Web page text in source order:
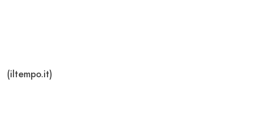
(iltempo.it)